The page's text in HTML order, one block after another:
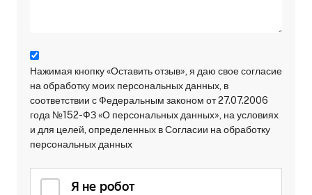
Нажимая кнопку «Оставить отзыв», я даю свое согласие
на обработку моих персональных данных, в
соответствии с Федеральным законом от 27.07.2006
года №152-ФЗ «О персональных данных», на условиях
и для целей, определенных в Согласии на обработку
персональных данных